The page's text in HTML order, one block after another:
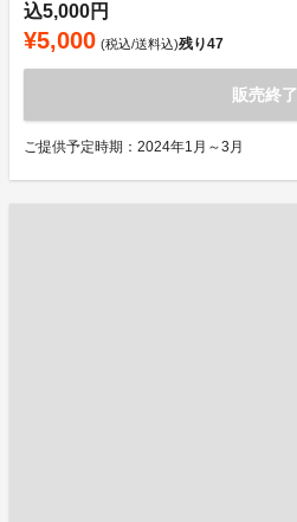
込5,000円
¥5,000 (税込/送料込)残り47
販売終了
ご提供予定時期：2024年1月～3月